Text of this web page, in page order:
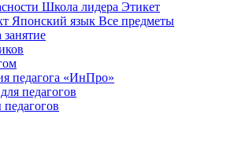
Школа лидера Этикет
Японский язык Все предметы
занятие
педагога «ИнПро»
педагогов